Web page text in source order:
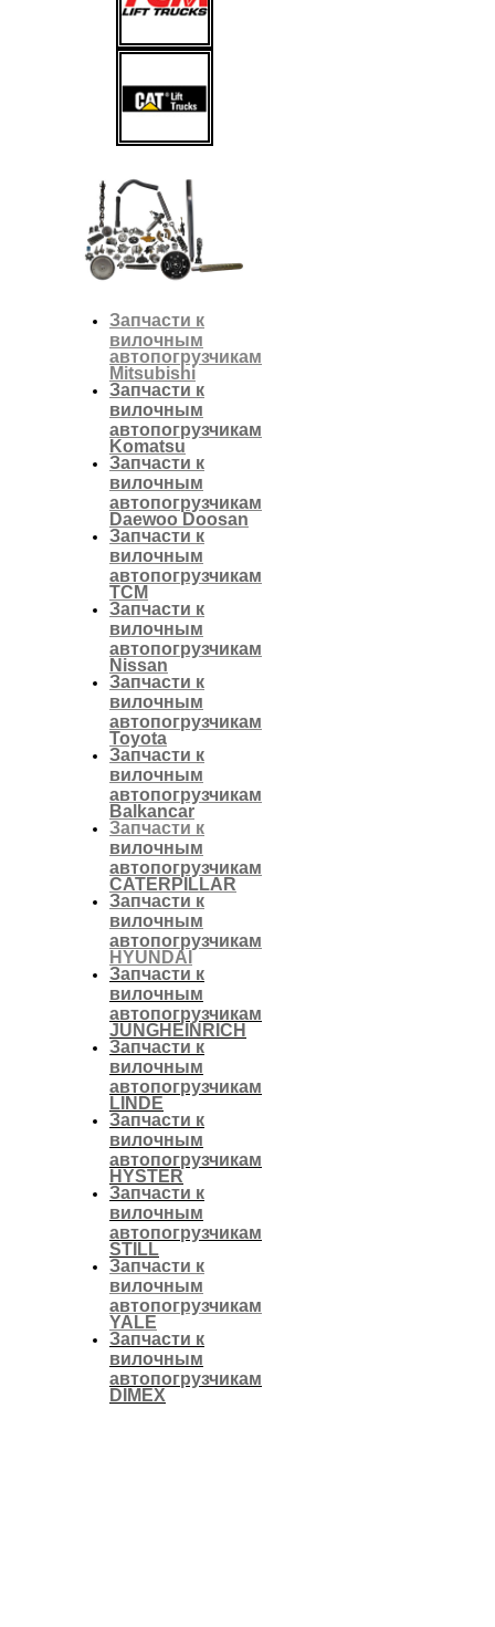
Запчасти к
вилочным
автопогрузчикам
Mitsubishi
Запчасти к
вилочным
автопогрузчикам
Komatsu
Запчасти к
вилочным
автопогрузчикам
Daewoo Doosan
Запчасти к
вилочным
автопогрузчикам
TCM
Запчасти к
вилочным
автопогрузчикам
Nissan
Запчасти к
вилочным
автопогрузчикам
Toyota
Запчасти к
вилочным
автопогрузчикам
Balkancar
Запчасти к
вилочным
автопогрузчикам
CATERPILLAR
Запчасти к
вилочным
автопогрузчикам
HYUNDAI
Запчасти к
вилочным
автопогрузчикам
JUNGHEINRICH
Запчасти к
вилочным
автопогрузчикам
LINDE
Запчасти к
вилочным
автопогрузчикам
HYSTER
Запчасти к
вилочным
автопогрузчикам
STILL
Запчасти к
вилочным
автопогрузчикам
YALE
Запчасти к
вилочным
автопогрузчикам
DIMEX